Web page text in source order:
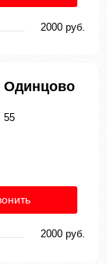
2000 руб.
Одинцово
55
2000 руб.